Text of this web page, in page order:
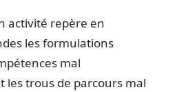
activité repère en
les formulations
mal
les trous de parcours mal